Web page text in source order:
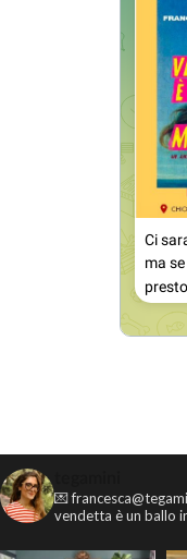
💌
vendetta è un ballo